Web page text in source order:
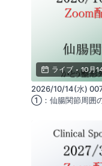
化プログラムです
「想像上の解剖
な触診技術が習
（講師：星賢治
ライブ • 10月
2026/10/14(水)
①：仙腸関節周囲